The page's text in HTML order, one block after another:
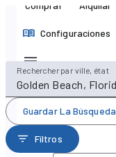
Comprar Alquilar
Configuraciones
Rechercher par ville, état
Guardar La Búsqueda
Filtros